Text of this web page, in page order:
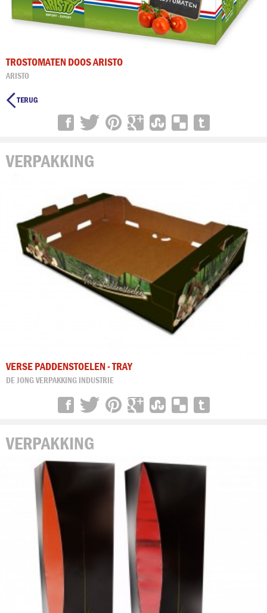
TROSTOMATEN DOOS ARISTO
ARISTO

VERPAKKING
VERSE PADDENSTOELEN - TRAY
DE JONG VERPAKKING INDUSTRIE
VERPAKKING